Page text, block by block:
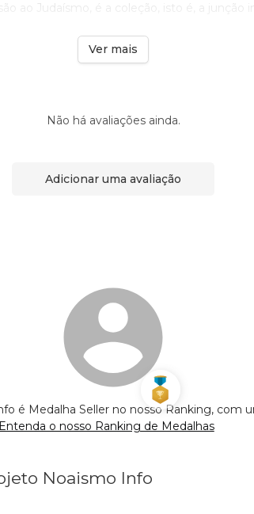
ao Judaísmo, é a coleção, isto é, a junção
Ver mais
Não há avaliações ainda.
Adicionar uma avaliação
é Medalha Seller no nosso Ranking, com
Entenda o nosso Ranking de Medalhas
Noaismo Info